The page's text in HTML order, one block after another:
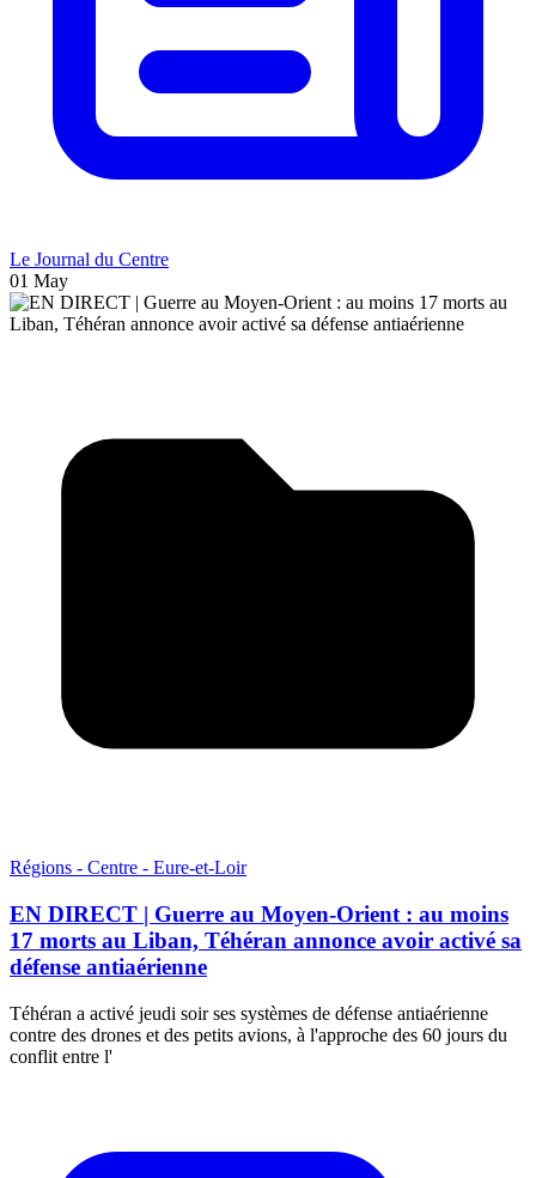
Le Journal du Centre
01 May
Régions - Centre - Eure-et-Loir
EN DIRECT | Guerre au Moyen-Orient : au moins
17 morts au Liban, Téhéran annonce avoir activé sa
défense antiaérienne
Téhéran a activé jeudi soir ses systèmes de défense antiaérienne
contre des drones et des petits avions, à l'approche des 60 jours du
conflit entre l'